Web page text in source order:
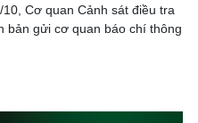
Cơ quan Cảnh sát điều tra
bản gửi cơ quan báo chí thông